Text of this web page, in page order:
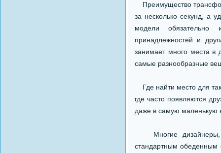
Преимущество
за несколько секунд, а
модели обязательно
принадлежностей и
занимает много места в
самые разнообразные
Где найти место для
где часто появляются
даже в самую маленькую
Многие дизайнеры,
стандартным обеденным